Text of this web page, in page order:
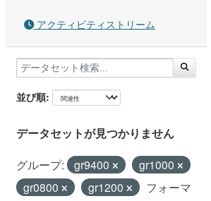
アクティビティストリーム
並び順
データセットが見つかりません
グループ: gr9400
gr1000
gr0800
gr1200
フォーマ